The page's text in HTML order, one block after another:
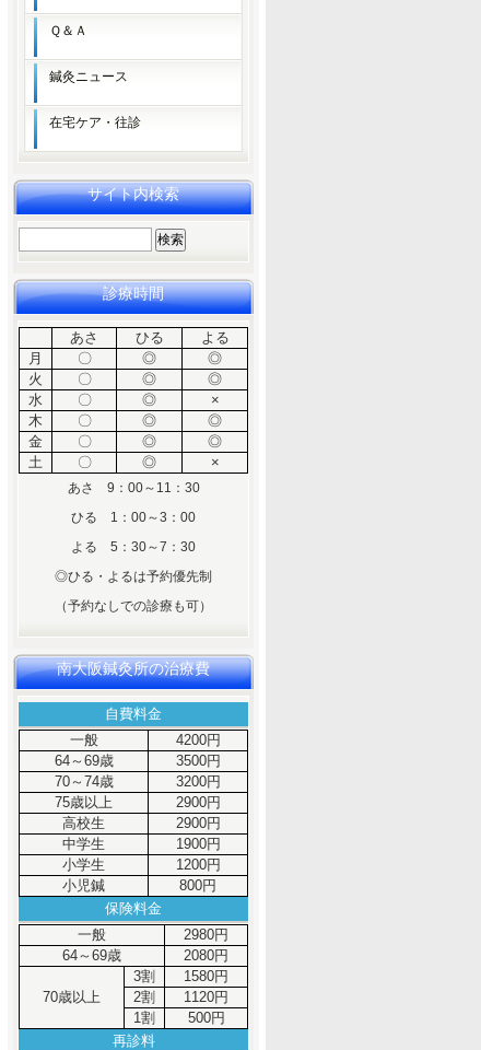
Ｑ＆Ａ
鍼灸ニュース
在宅ケア・往診
サイト内検索
索:
診療時間
あさ ひる
よる
月
〇 ◎
◎
火
〇 ◎
◎
水
〇 ◎
×
木
〇 ◎
◎
金
〇 ◎
◎
土
〇 ◎ ×
あさ 9：00～11：30
ひる 1：00～3：00
よる 5：30～7：30
◎ひる・よるは予約優先制
（予約なしでの診療も可）
南大阪鍼灸所の治療費
自費料金
一般
4200円
64～69歳
3500円
70～74歳
3200円
75歳以上
2900円
高校生
2900円
中学生
1900円
小学生
1200円
小児鍼
800円
保険料金
一般
2980円
64～69歳
2080円
70歳以上
3割
1580円
2割
1120円
1割
500円
再診料